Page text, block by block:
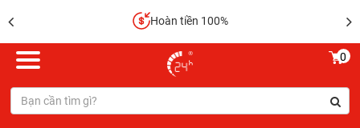
Hoàn tiền 100%
0